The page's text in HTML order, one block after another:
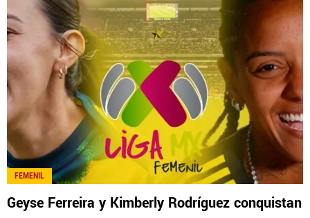
FEMENIL
Geyse Ferreira y Kimberly Rodríguez conquistan